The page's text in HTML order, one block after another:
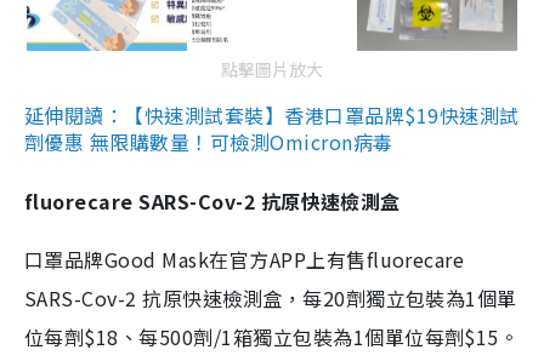
點擊圖片放大
延伸閱讀：【快速測試套裝】香港口罩品牌$19快速測試
劑優惠 無限購數量！可檢測Omicron病毒
fluorecare SARS-Cov-2 抗原快速檢測盒
口罩品牌Good Mask在官方APP上有售fluorecare
SARS-Cov-2 抗原快速檢測盒，每20劑獨立包裝為1個單
位每劑$18、每500劑/1箱獨立包裝為1個單位每劑$15。